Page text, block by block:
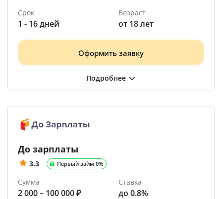
Срок
1 - 16 дней
Возраст
от 18 лет
Оформить заявку
До зарплаты
3.3 Первый займ 0%
Сумма
2 000 – 100 000 ₽
Ставка
до 0.8%